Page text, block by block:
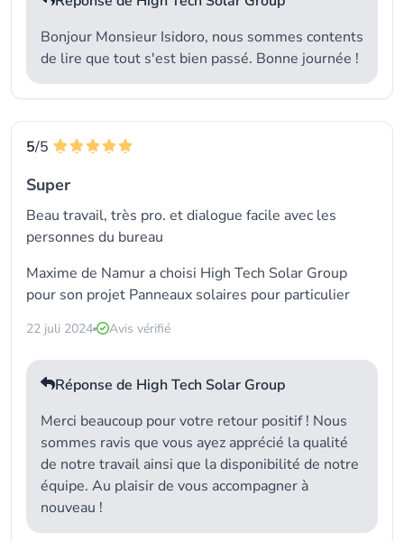
Bonjour Monsieur Isidoro, nous sommes contents
de lire que tout s'est bien passé. Bonne journée !
5/5
Super
Beau travail, très pro. et dialogue facile avec les
personnes du bureau
Maxime de Namur a choisi High Tech Solar Group
pour son projet Panneaux solaires pour particulier
22 juli 2024 Avis vérifié
Réponse de High Tech Solar Group
Merci beaucoup pour votre retour positif ! Nous
sommes ravis que vous ayez apprécié la qualité
de notre travail ainsi que la disponibilité de notre
équipe. Au plaisir de vous accompagner à
nouveau !